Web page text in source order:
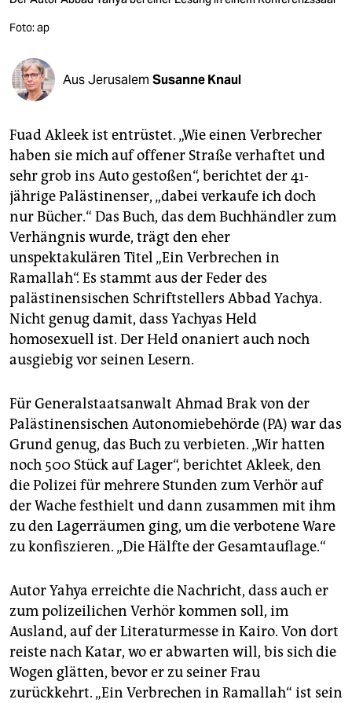
shop
fragen & hilfe
unterstützen
abo
genossenschaft
epaper login
Foto: ap
Aus Jerusalem Susanne Knaul
Fuad Akleek ist entrüstet. „Wie einen Verbrecher
haben sie mich auf offener Straße verhaftet und
sehr grob ins Auto gestoßen“, berichtet der 41-
jährige Palästinenser, „dabei verkaufe ich doch
nur Bücher.“ Das Buch, das dem Buchhändler zum
Verhängnis wurde, trägt den eher
unspektakulären Titel „Ein Verbrechen in
Ramallah“. Es stammt aus der Feder des
palästinensischen Schriftstellers Abbad Yachya.
Nicht genug damit, dass Yachyas Held
homosexuell ist. Der Held onaniert auch noch
ausgiebig vor seinen Lesern.
Für Generalstaatsanwalt Ahmad Brak von der
Palästinensischen Autonomiebehörde (PA) war das
Grund genug, das Buch zu verbieten. „Wir hatten
noch 500 Stück auf Lager“, berichtet Akleek, den
die Polizei für mehrere Stunden zum Verhör auf
der Wache festhielt und dann zusammen mit ihm
zu den Lagerräumen ging, um die verbotene Ware
zu konfiszieren. „Die Hälfte der Gesamtauflage.“
Autor Yahya erreichte die Nachricht, dass auch er
zum polizeilichen Verhör kommen soll, im
Ausland, auf der Literaturmesse in Kairo. Von dort
reiste nach Katar, wo er abwarten will, bis sich die
Wogen glätten, bevor er zu seiner Frau
zurückkehrt. „Ein Verbrechen in Ramallah“ ist sein